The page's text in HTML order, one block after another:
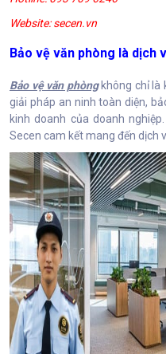
Website: secen.vn
Bảo vệ văn phòng là dịch
Bảo vệ văn phòngkhông chỉ là
giải pháp an ninh toàn diện,
kinh doanh của doanh
Secen cam kết mang đến dịch